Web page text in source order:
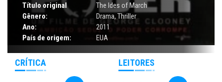
Título original
The Ides of March
Gênero:
Drama, Thriller
Ano:
2011
País de origem:
EUA
CRÍTICA LEITORES